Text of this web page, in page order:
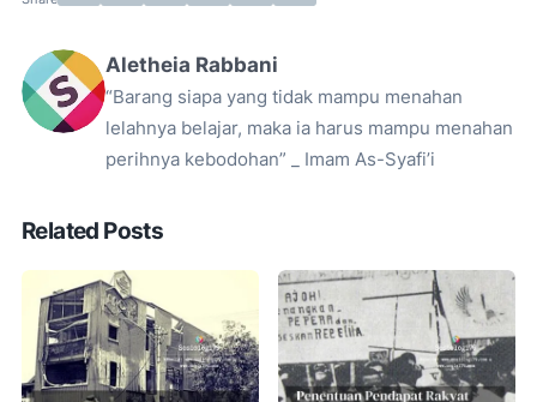
Aletheia Rabbani
“Barang siapa yang tidak mampu menahan
lelahnya belajar, maka ia harus mampu menahan
perihnya kebodohan” _ Imam As-Syafi’i
Related Posts